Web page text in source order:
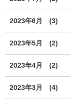
2023年6月 (3)
2023年5月 (2)
2023年4月 (2)
2023年3月 (4)